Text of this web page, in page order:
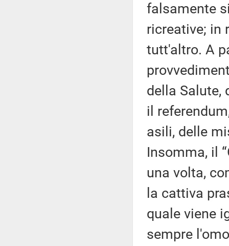
falsamente
ricreative; in
tutt'altro. A
della Salute,
il
asili, delle
Insomma, il
una volta,
la cattiva
quale viene
sempre